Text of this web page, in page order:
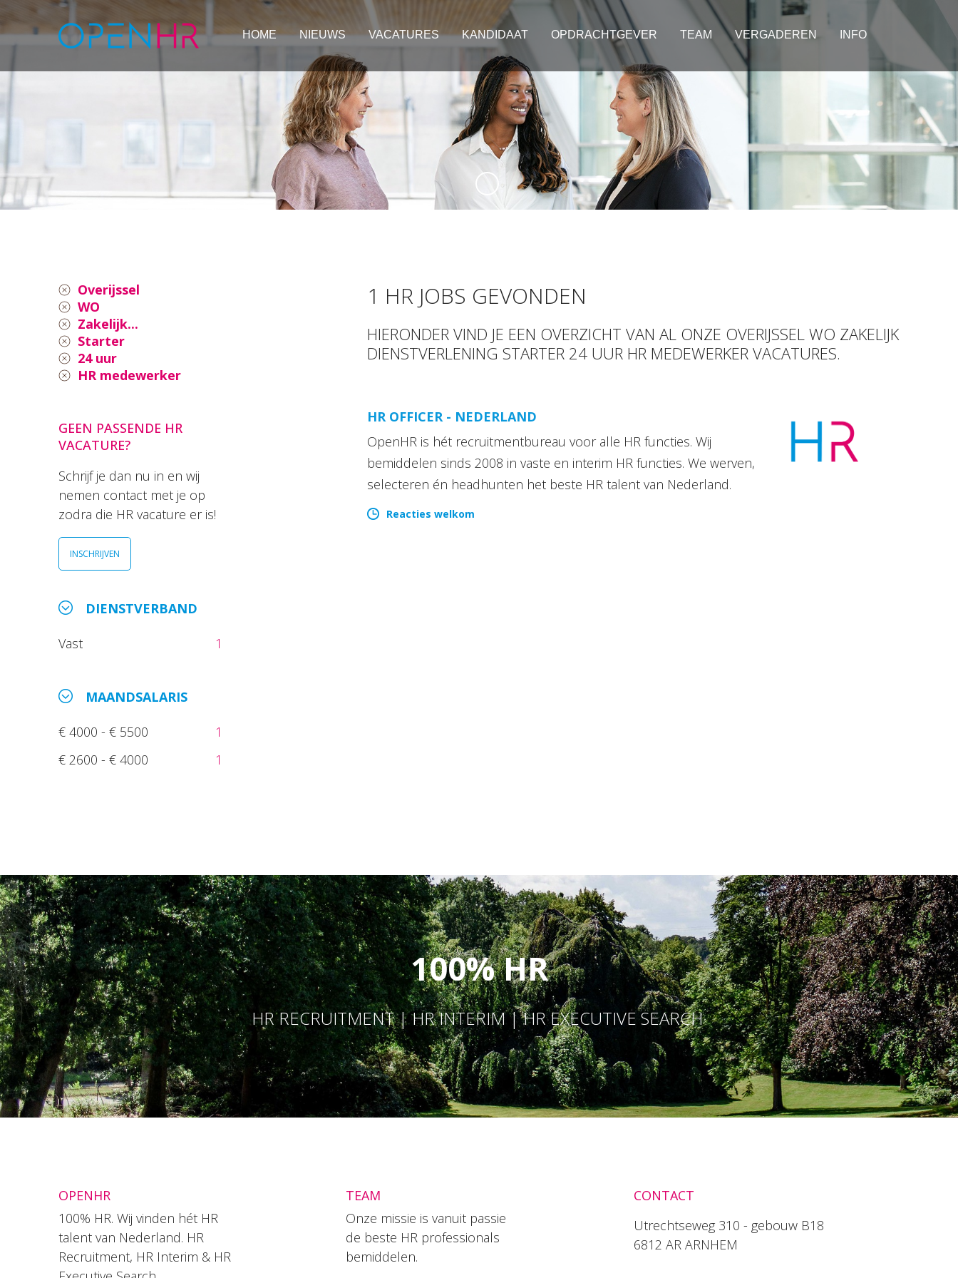
HOME NIEUWS VACATURES KANDIDAAT OPDRACHTGEVER TEAM VERGADEREN INFO
Overijssel
WO
Zakelijk...
Starter
24 uur
HR medewerker
GEEN PASSENDE HR
VACATURE?
Schrijf je dan nu in en wij
nemen contact met je op
zodra die HR vacature er is!
INSCHRIJVEN
DIENSTVERBAND
Vast 1
MAANDSALARIS
€ 4000 - € 5500
1
€ 2600 - € 4000
1
1 HR JOBS GEVONDEN
HIERONDER VIND JE EEN OVERZICHT VAN AL ONZE OVERIJSSEL WO ZAKELIJK
DIENSTVERLENING STARTER 24 UUR HR MEDEWERKER VACATURES.
HR OFFICER - NEDERLAND
OpenHR is hét recruitmentbureau voor alle HR functies. Wij
bemiddelen sinds 2008 in vaste en interim HR functies. We werven,
selecteren én headhunten het beste HR talent van Nederland.
Reacties welkom
100% HR
HR RECRUITMENT | HR INTERIM | HR EXECUTIVE SEARCH
OPENHR
100% HR. Wij vinden hét HR
talent van Nederland. HR
Recruitment, HR Interim & HR
TEAM
Onze missie is vanuit passie
de beste HR professionals
bemiddelen.
CONTACT
Utrechtseweg 310 - gebouw B18
6812 AR ARNHEM